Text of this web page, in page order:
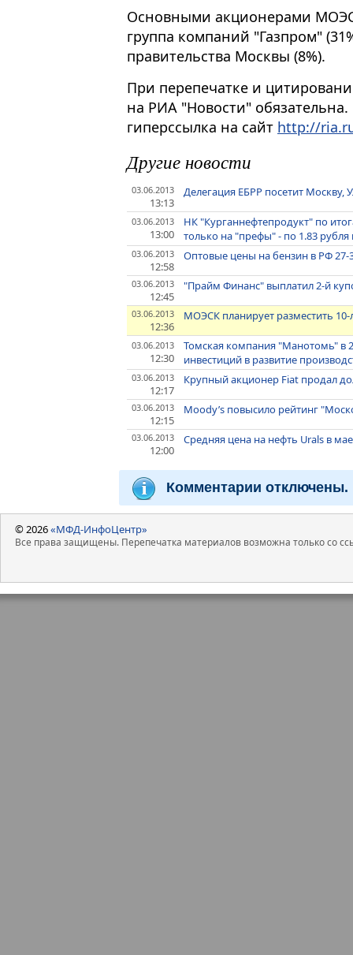
Основными акционерами
группа компаний "Газпром"
правительства Москвы (8%).
При перепечатке и
на РИА "Новости"
гиперссылка на сайт http://
Другие новости
03.06.2013
13:13
Делегация ЕБРР посетит Москву,
03.06.2013
13:00
НК "Курганнефтепродукт" по
только на "префы" - по 1.83
03.06.2013
12:58
Оптовые цены на бензин в РФ 27-
03.06.2013
12:45
"Прайм Финанс" выплатил 2-й
03.06.2013
12:36
МОЭСК планирует разместить
03.06.2013
12:30
Томская компания "Манотомь" в
инвестиций в развитие
03.06.2013
12:17
Крупный акционер Fiat продал
03.06.2013
12:15
Moody’s повысило рейтинг
03.06.2013
12:00
Средняя цена на нефть Urals в
Комментарии отключены.
© 2026«МФД-ИнфоЦентр»
Все права защищены. Перепечатка материалов возможна только со